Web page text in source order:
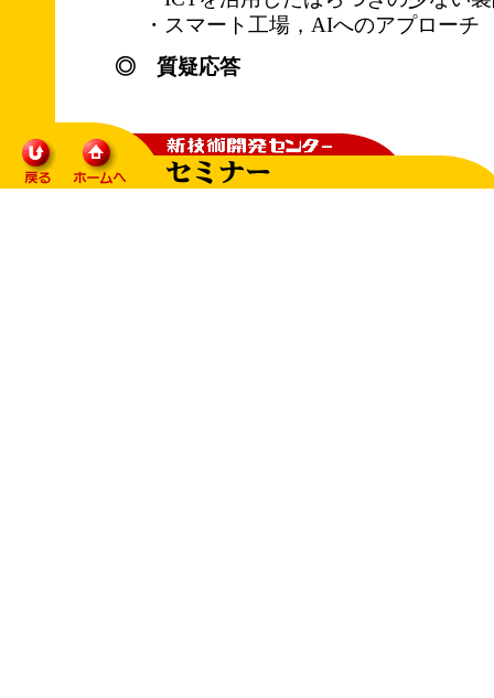
・スマート工場，AIへのアプローチ
◎ 質疑応答